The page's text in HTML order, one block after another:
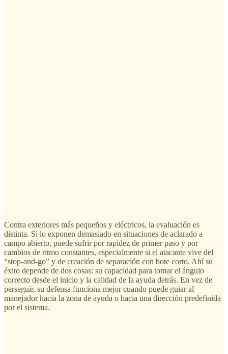
Contra exteriores más pequeños y eléctricos, la evaluación es
distinta. Si lo exponen demasiado en situaciones de aclarado a
campo abierto, puede sufrir por rapidez de primer paso y por
cambios de ritmo constantes, especialmente si el atacante vive del
“stop-and-go” y de creación de separación con bote corto. Ahí su
éxito depende de dos cosas: su capacidad para tomar el ángulo
correcto desde el inicio y la calidad de la ayuda detrás. En vez de
perseguir, su defensa funciona mejor cuando puede guiar al
manejador hacia la zona de ayuda o hacia una dirección predefinida
por el sistema.